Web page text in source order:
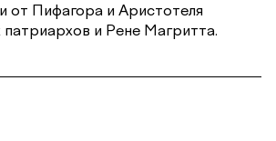
от Пифагора и Аристотеля
патриархов и Рене Магритта.